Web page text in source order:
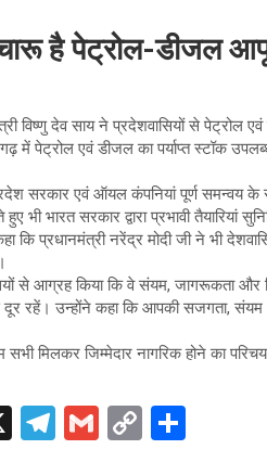
है पेट्रोल-डीजल
विष्णु देव साय ने प्रदेशवासियों से पेट्रोल
में पेट्रोल एवं डीजल का पर्याप्त स्टॉक
सरकार एवं ऑयल कंपनियां पूर्ण समन्वय के
हुए भी भारत सरकार द्वारा प्रभावी
कि प्रधानमंत्री नरेंद्र मोदी जी ने भी
से आग्रह किया कि वे संयम, जागरूकता
रहें। उन्होंने कहा कि आपकी सजगता,
सभी मिलकर जिम्मेदार नागरिक होने का
X
T
G
C